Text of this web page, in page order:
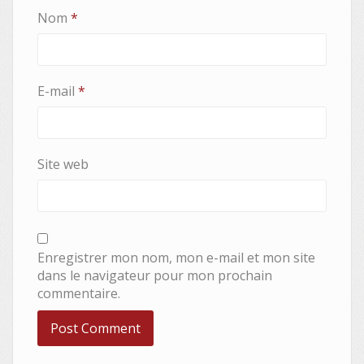
Nom *
E-mail *
Site web
Enregistrer mon nom, mon e-mail et mon site
dans le navigateur pour mon prochain
commentaire.